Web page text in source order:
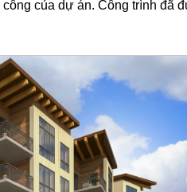
của dự án. Công trình đã